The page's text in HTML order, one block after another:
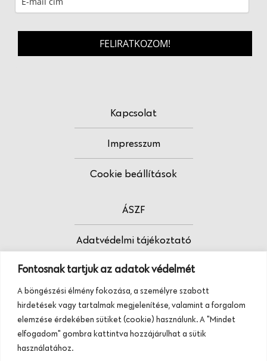
Fontosnak tartjuk az adatok védelmét
A böngészési élmény fokozása, a személyre szabott
hirdetések vagy tartalmak megjelenítése, valamint a forgalom
elemzése érdekében sütiket (cookie) használunk. A "Mindet
elfogadom" gombra kattintva hozzájárulhat a sütik
használatához.
FELIRATKOZOM!
Kapcsolat
Impresszum
Cookie beállítások
ÁSZF
Adatvédelmi tájékoztató
Fodrász vagy?
Tudj meg többet termékeinkről, szolgáltatásainkról.
Hívj minket, vagy üzenj nekünk ezen a
telefonszámon:
+36 20 945 84 74